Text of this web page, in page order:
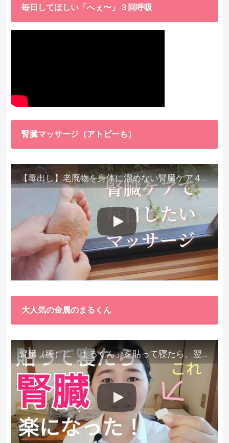
毎日してほしい「へぇ〜」３回呼吸
腎臓マッサージ（アトピーも）
【毒出し】老廃物を身体に溜めない腎臓ケア４種をご紹介します。
大人気の金属のまるくん
腎臓（腰）に「まるくん」を貼って寝たら、翌朝めちゃ楽でびっくりしました。腎臓叩いても痛くない！【お客様の声を試してみた】